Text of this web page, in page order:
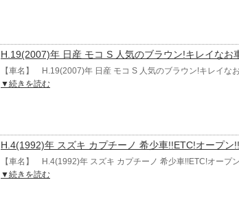
H.19(2007)年 日産 モコ S 人気のブラウン!キレイなお
【車名】 H.19(2007)年 日産 モコ S 人気のブラウン!キレイな
▼続きを読む
H.4(1992)年 スズキ カプチーノ 希少車!!ETC!オープン
【車名】 H.4(1992)年 スズキ カプチーノ 希少車!!ETC!オープ
▼続きを読む